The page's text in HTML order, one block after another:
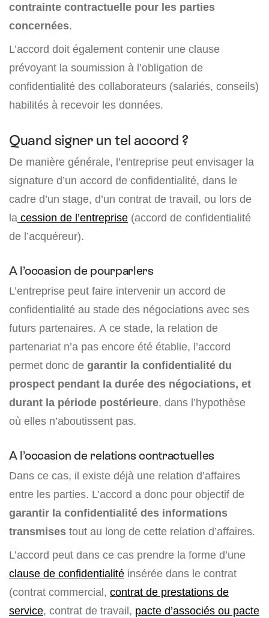
contrainte contractuelle pour les parties
concernées.
L’accord doit également contenir une clause
prévoyant la soumission à l’obligation de
confidentialité des collaborateurs (salariés, conseils)
habilités à recevoir les données.
Quand signer un tel accord ?
De manière générale, l’entreprise peut envisager la
signature d’un accord de confidentialité, dans le
cadre d’un stage, d’un contrat de travail, ou lors de
la cession de l’entreprise (accord de confidentialité
de l’acquéreur).
A l’occasion de pourparlers
L’entreprise peut faire intervenir un accord de
confidentialité au stade des négociations avec ses
futurs partenaires. A ce stade, la relation de
partenariat n’a pas encore été établie, l’accord
permet donc de garantir la confidentialité du
prospect pendant la durée des négociations, et
durant la période postérieure, dans l’hypothèse
où elles n’aboutissent pas.
A l’occasion de relations contractuelles
Dans ce cas, il existe déjà une relation d’affaires
entre les parties. L’accord a donc pour objectif de
garantir la confidentialité des informations
transmises tout au long de cette relation d’affaires.
L’accord peut dans ce cas prendre la forme d’une
clause de confidentialité insérée dans le contrat
(contrat commercial, contrat de prestations de
service, contrat de travail, pacte d’associés ou pacte